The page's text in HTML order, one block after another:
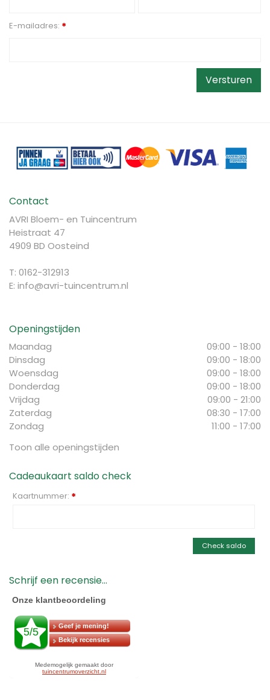
E-mailadres: *
Contact
AVRI Bloem- en Tuincentrum
Heistraat 47
4909 BD Oosteind
T: 0162-312913
E: info@avri-tuincentrum.nl
Openingstijden
Maandag
09:00 - 18:00
Dinsdag
09:00 - 18:00
Woensdag
09:00 - 18:00
Donderdag
09:00 - 18:00
Vrijdag
09:00 - 21:00
Zaterdag
08:30 - 17:00
Zondag
11:00 - 17:00
Toon alle openingstijden
Cadeaukaart saldo check
Kaartnummer: *
Check saldo
Schrijf een recensie...